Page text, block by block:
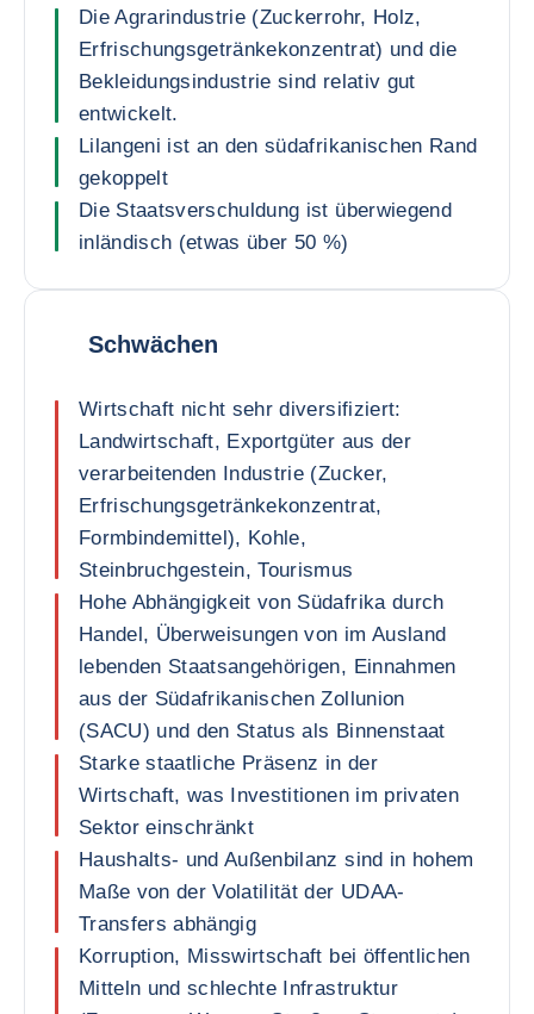
Die Agrarindustrie (Zuckerrohr, Holz,
Erfrischungsgetränkekonzentrat) und die
Bekleidungsindustrie sind relativ gut
entwickelt.
Lilangeni ist an den südafrikanischen Rand
gekoppelt
Die Staatsverschuldung ist überwiegend
inländisch (etwas über 50 %)
Schwächen
Wirtschaft nicht sehr diversifiziert:
Landwirtschaft, Exportgüter aus der
verarbeitenden Industrie (Zucker,
Erfrischungsgetränkekonzentrat,
Formbindemittel), Kohle,
Steinbruchgestein, Tourismus
Hohe Abhängigkeit von Südafrika durch
Handel, Überweisungen von im Ausland
lebenden Staatsangehörigen, Einnahmen
aus der Südafrikanischen Zollunion
(SACU) und den Status als Binnenstaat
Starke staatliche Präsenz in der
Wirtschaft, was Investitionen im privaten
Sektor einschränkt
Haushalts- und Außenbilanz sind in hohem
Maße von der Volatilität der UDAA-
Transfers abhängig
Korruption, Misswirtschaft bei öffentlichen
Mitteln und schlechte Infrastruktur